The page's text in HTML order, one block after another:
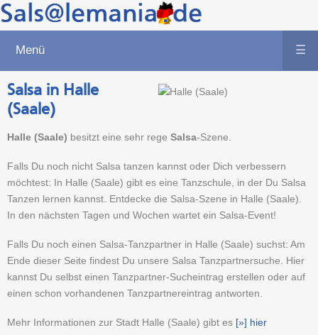
Menü ☰
Salsa in Halle
(Saale)
Halle (Saale) besitzt eine sehr rege Salsa-Szene.
Falls Du noch nicht Salsa tanzen kannst oder Dich verbessern
möchtest: In Halle (Saale) gibt es eine Tanzschule, in der Du Salsa
Tanzen lernen kannst. Entdecke die Salsa-Szene in Halle (Saale).
In den nächsten Tagen und Wochen wartet ein Salsa-Event!
Falls Du noch einen Salsa-Tanzpartner in Halle (Saale) suchst: Am
Ende dieser Seite findest Du unsere Salsa Tanzpartnersuche. Hier
kannst Du selbst einen Tanzpartner-Sucheintrag erstellen oder auf
einen schon vorhandenen Tanzpartnereintrag antworten.
Mehr Informationen zur Stadt Halle (Saale) gibt es [»] hier